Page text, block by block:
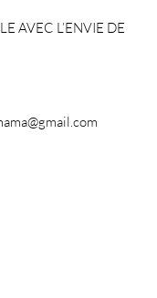
AVEC L’ENVIE DE